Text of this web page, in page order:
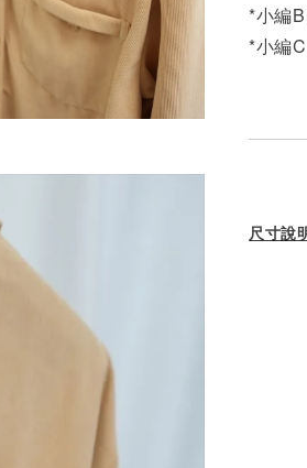
*小編
*小編
尺寸說